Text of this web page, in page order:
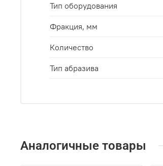
Тип оборудования
Фракция, мм
Количество
Тип абразива
Аналогичные товары